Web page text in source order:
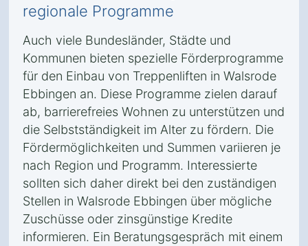
regionale Programme
Auch viele Bundesländer, Städte und
Kommunen bieten spezielle Förderprogramme
für den Einbau von Treppenliften in Walsrode
Ebbingen an. Diese Programme zielen darauf
ab, barrierefreies Wohnen zu unterstützen und
die Selbstständigkeit im Alter zu fördern. Die
Fördermöglichkeiten und Summen variieren je
nach Region und Programm. Interessierte
sollten sich daher direkt bei den zuständigen
Stellen in Walsrode Ebbingen über mögliche
Zuschüsse oder zinsgünstige Kredite
informieren. Ein Beratungsgespräch mit einem